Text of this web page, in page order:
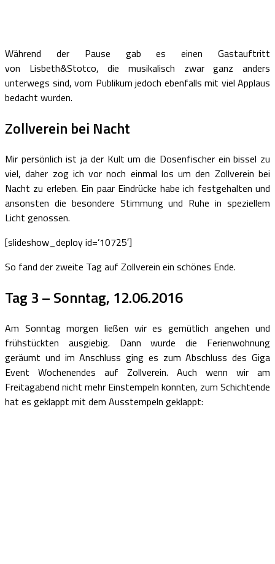
Während der Pause gab es einen Gastauftritt
von Lisbeth&Stotco, die musikalisch zwar ganz anders
unterwegs sind, vom Publikum jedoch ebenfalls mit viel Applaus
bedacht wurden.
Zollverein bei Nacht
Mir persönlich ist ja der Kult um die Dosenfischer ein bissel zu
viel, daher zog ich vor noch einmal los um den Zollverein bei
Nacht zu erleben. Ein paar Eindrücke habe ich festgehalten und
ansonsten die besondere Stimmung und Ruhe in speziellem
Licht genossen.
[slideshow_deploy id=’10725′]
So fand der zweite Tag auf Zollverein ein schönes Ende.
Tag 3 – Sonntag, 12.06.2016
Am Sonntag morgen ließen wir es gemütlich angehen und
frühstückten ausgiebig. Dann wurde die Ferienwohnung
geräumt und im Anschluss ging es zum Abschluss des Giga
Event Wochenendes auf Zollverein. Auch wenn wir am
Freitagabend nicht mehr Einstempeln konnten, zum Schichtende
hat es geklappt mit dem Ausstempeln geklappt: